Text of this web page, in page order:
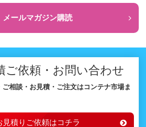
メールマガジン購読
ご依頼・お問い合わせ
ご相談・お見積・ご注文はコンテナ市場ま
見積りご依頼はコチラ